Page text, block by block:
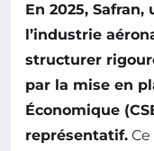
En 2025,
l’industrie
structurer
par la mise en
Économique
représentatif.